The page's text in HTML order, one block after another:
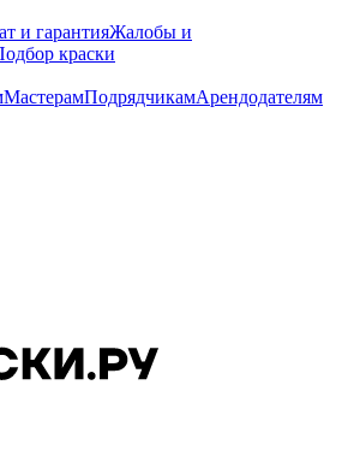
и гарантияЖалобы и
краски
МастерамПодрядчикамАрендодателям